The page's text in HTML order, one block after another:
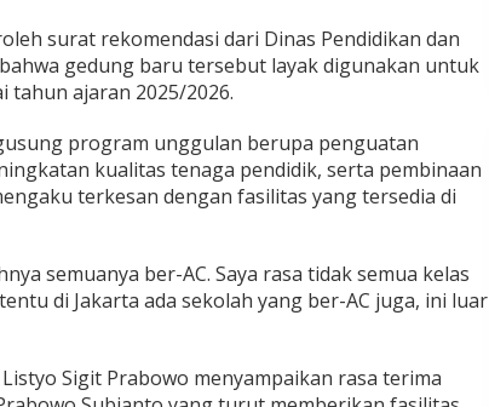
surat rekomendasi dari Dinas Pendidikan dan
gedung baru tersebut layak digunakan untuk
tahun ajaran 2025/2026.
program unggulan berupa penguatan
kualitas tenaga pendidik, serta pembinaan
terkesan dengan fasilitas yang tersedia di
semuanya ber-AC. Saya rasa tidak semua kelas
di Jakarta ada sekolah yang ber-AC juga, ini luar
Sigit Prabowo menyampaikan rasa terima